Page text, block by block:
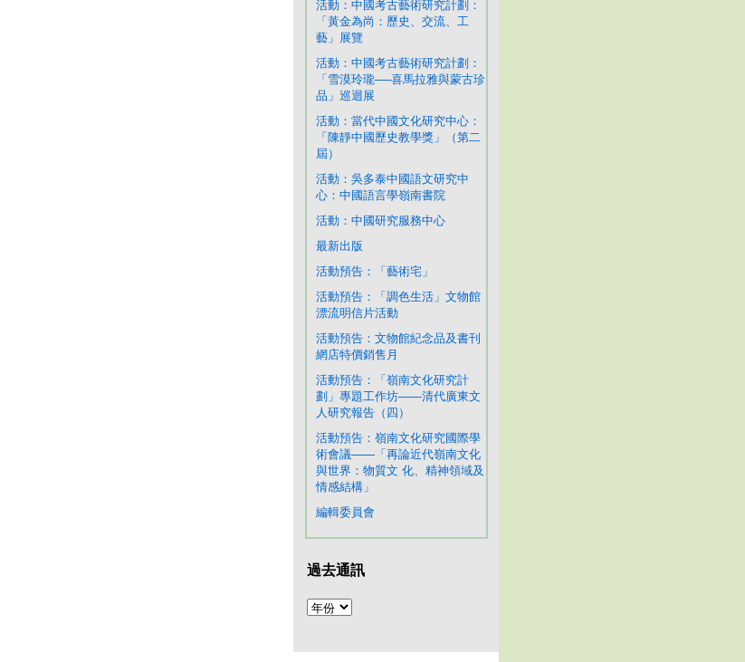
活動：中國考古藝術研究計劃：
「黃金為尚：歷史、交流、工
藝」展覽
活動：中國考古藝術研究計劃：
「雪漠玲瓏──喜馬拉雅與蒙古珍
品」巡迴展
活動：當代中國文化研究中心：
「陳靜中國歷史教學獎」（第二
屆）
活動：吳多泰中國語文研究中
心：中國語言學嶺南書院
活動：中國研究服務中心
最新出版
活動預告：「藝術宅」
活動預告：「調色生活」文物館
漂流明信片活動
活動預告：文物館紀念品及書刊
網店特價銷售月
活動預告：「嶺南文化研究計
劃」專題工作坊——清代廣東文
人研究報告（四）
活動預告：嶺南文化研究國際學
術會議——「再論近代嶺南文化
與世界：物質文 化、精神領域及
情感結構」
編輯委員會
過去通訊